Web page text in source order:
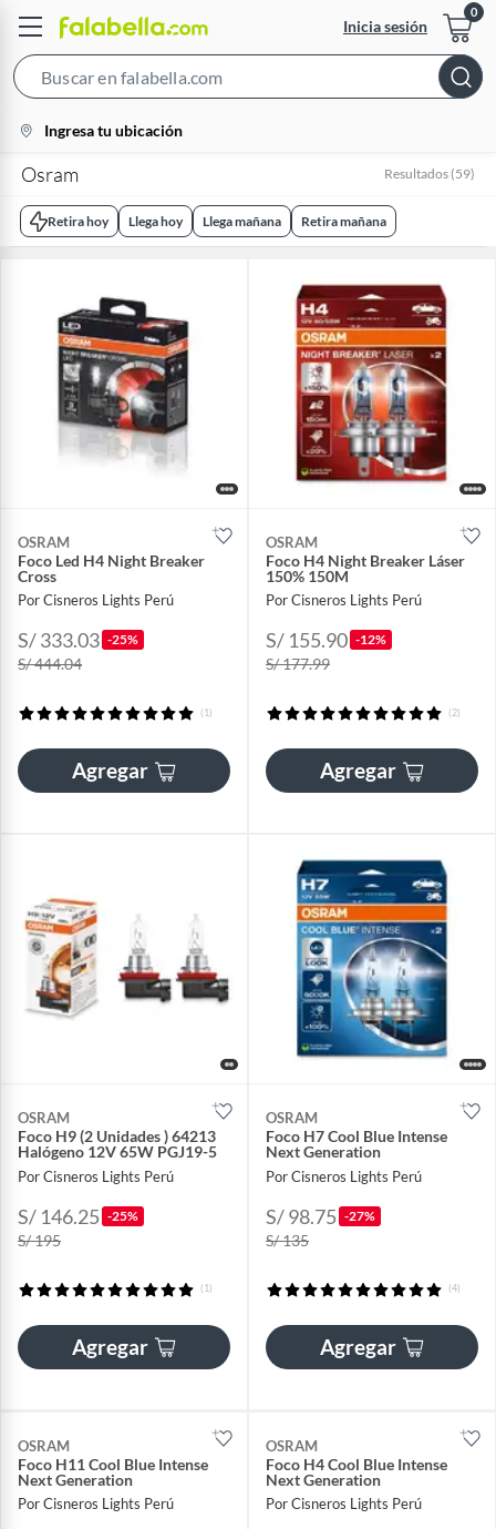
Inicia sesión
Bar
location-
icon
Ingresa tu ubicación
Osram Resultados (59)
Retira hoy Llega hoy Llega mañana Retira mañana
OSRAM
Foco Led H4 Night Breaker
Cross
Por Cisneros Lights Perú
S/ 333.03 -25%
S/ 444.04
(1)
Agregar
OSRAM
Foco H4 Night Breaker Láser
150% 150M
Por Cisneros Lights Perú
S/ 155.90 -12%
S/ 177.99
(2)
Agregar
OSRAM
Foco H9 (2 Unidades ) 64213
Halógeno 12V 65W PGJ19-5
Por Cisneros Lights Perú
S/ 146.25 -25%
S/ 195
(1)
Agregar
OSRAM
Foco H7 Cool Blue Intense
Next Generation
Por Cisneros Lights Perú
S/ 98.75 -27%
S/ 135
(4)
Agregar
OSRAM
Foco H11 Cool Blue Intense
Next Generation
Por Cisneros Lights Perú
OSRAM
Foco H4 Cool Blue Intense
Next Generation
Por Cisneros Lights Perú